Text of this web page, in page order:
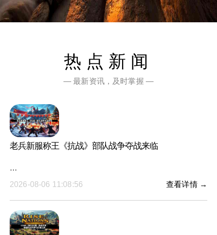
热点新闻
— 最新资讯，及时掌握 —
老兵新服称王《抗战》部队战争夺战来临
···
2026-08-06 11:08:56
查看详情 →